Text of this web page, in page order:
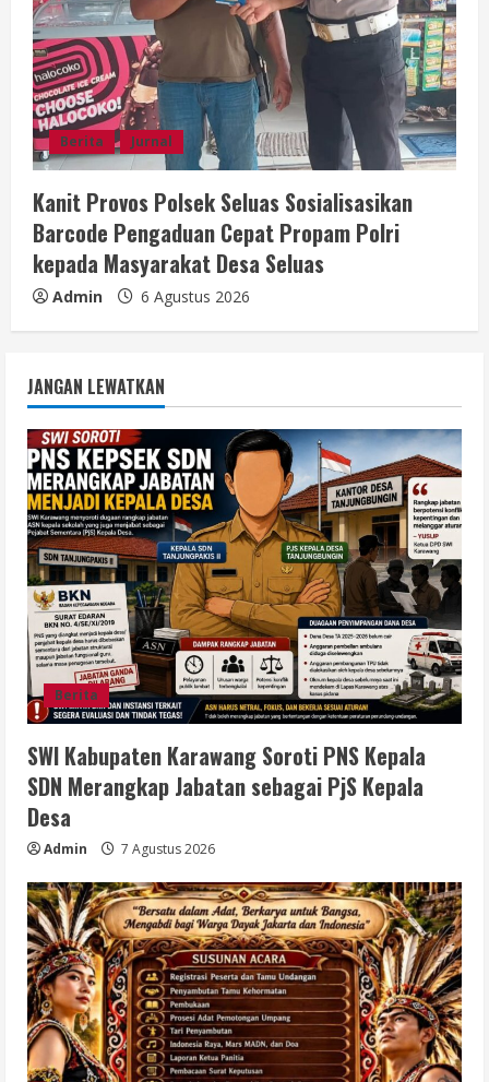
Berita Jurnal
Kanit Provos Polsek Seluas Sosialisasikan
Barcode Pengaduan Cepat Propam Polri
kepada Masyarakat Desa Seluas
Admin 6 Agustus 2026
JANGAN LEWATKAN
Berita
SWI Kabupaten Karawang Soroti PNS Kepala
SDN Merangkap Jabatan sebagai PjS Kepala
Desa
Admin 7 Agustus 2026